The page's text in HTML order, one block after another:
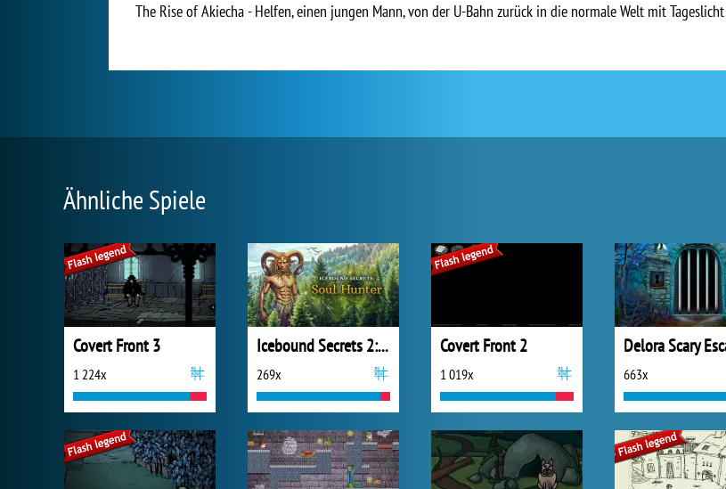
The Rise of Akiecha - Helfen, einen jungen Mann, von der U-Bahn zurück in die normale Welt mit
Ähnliche Spiele
Covert Front 3
1 224x
Icebound Secrets 2: Soul Hunter
269x
Covert Front 2
1 019x 663x